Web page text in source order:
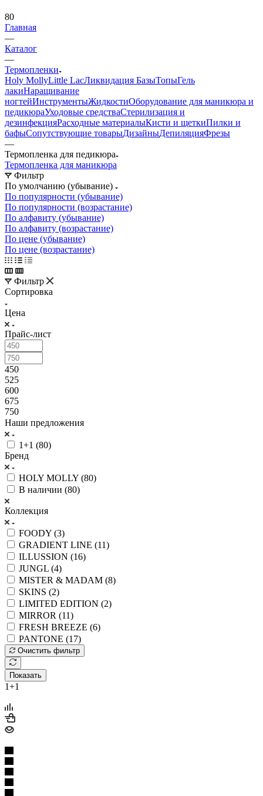
80
Главная
—
Каталог
—
Термопленки
Holy MollyLittle LacЛиквидация БазыТопыГель
лакиНаращивание
ногтейИнструментыЖидкостиОборудование для маникюра и
педикюраУходовые средстваСтерилизация и
дезинфекцияРасходные материалыКисти и щеткиПилки и
бафыСопутствующие товарыДизайныДепиляцияФрезы
—
Термопленка для педикюра
Термопленка для маникюра
Фильтр
По умолчанию (убывание)
По популярности (убывание)
По популярности (возрастание)
По алфавиту (убывание)
По алфавиту (возрастание)
По цене (убывание)
По цене (возрастание)
Фильтр
Сортировка
Цена
Прайс-лист
450
525
600
675
750
Наши предложения
1+1 (80)
Бренд
HOLY MOLLY (80)
В наличии (80)
Коллекция
FOODY (3)
GRADIENT LINE (11)
ILLUSSION (16)
JUNGL (4)
MISTER & MADAM (8)
SKINS (2)
LIMITED EDITION (2)
MIRROR (11)
FRESH BREEZE (6)
PANTONE (17)
Очистить фильтр
Показать
1+1